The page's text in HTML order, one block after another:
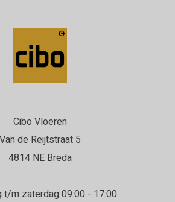
Cibo Vloeren
Van de Reijtstraat 5
4814 NE Breda
t/m zaterdag 09:00 - 17:00